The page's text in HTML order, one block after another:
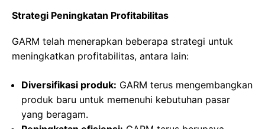
Strategi Peningkatan Profitabilitas
GARM telah menerapkan beberapa strategi untuk
meningkatkan profitabilitas, antara lain:
Diversifikasi produk: GARM terus mengembangkan
produk baru untuk memenuhi kebutuhan pasar
yang beragam.